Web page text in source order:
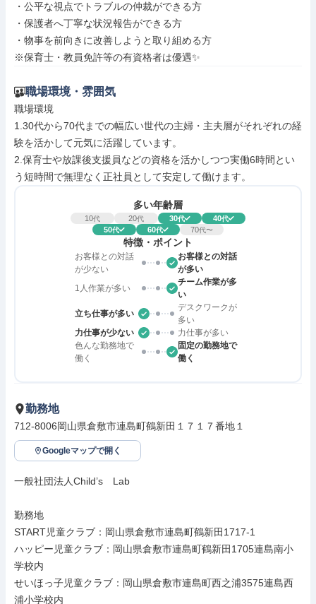
・公平な視点でトラブルの仲裁ができる方
・保護者へ丁寧な状況報告ができる方
・物事を前向きに改善しようと取り組める方
※保育士・教員免許等の有資格者は優遇✨
職場環境・雰囲気
職場環境
1.30代から70代までの幅広い世代の主婦・主夫層がそれぞれの経
験を活かして元気に活躍しています。
2.保育士や放課後支援員などの資格を活かしつつ実働6時間とい
う短時間で無理なく正社員として安定して働けます。
多い年齢層
10代 20代 30代 40代
50代 60代 70代〜
特徴・ポイント
お客様との対話
が少ない
お客様との対話
が多い
1人作業が多い
チーム作業が多
い
立ち仕事が多い
デスクワークが
多い
力仕事が少ない
力仕事が多い
色んな勤務地で
働く
固定の勤務地で
働く
勤務地
712-8006岡山県倉敷市連島町鶴新田１７１７番地１
Googleマップで開く
一般社団法人Child’s　Lab
勤務地
START児童クラブ：岡山県倉敷市連島町鶴新田1717-1
ハッピー児童クラブ：岡山県倉敷市連島町鶴新田1705連島南小
学校内
せいほっ子児童クラブ：岡山県倉敷市連島町西之浦3575連島西
浦小学校内